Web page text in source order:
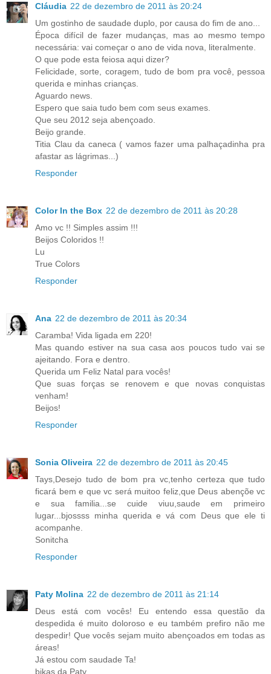
Cláudia 22 de dezembro de 2011 às 20:24
Um gostinho de saudade duplo, por causa do fim de ano...
Época difícil de fazer mudanças, mas ao mesmo tempo
necessária: vai começar o ano de vida nova, literalmente.
O que pode esta feiosa aqui dizer?
Felicidade, sorte, coragem, tudo de bom pra você, pessoa
querida e minhas crianças.
Aguardo news.
Espero que saia tudo bem com seus exames.
Que seu 2012 seja abençoado.
Beijo grande.
Titia Clau da caneca ( vamos fazer uma palhaçadinha pra
afastar as lágrimas...)
Responder
Color In the Box 22 de dezembro de 2011 às 20:28
Amo vc !! Simples assim !!!
Beijos Coloridos !!
Lu
True Colors
Responder
Ana 22 de dezembro de 2011 às 20:34
Caramba! Vida ligada em 220!
Mas quando estiver na sua casa aos poucos tudo vai se
ajeitando. Fora e dentro.
Querida um Feliz Natal para vocês!
Que suas forças se renovem e que novas conquistas
venham!
Beijos!
Responder
Sonia Oliveira 22 de dezembro de 2011 às 20:45
Tays,Desejo tudo de bom pra vc,tenho certeza que tudo
ficará bem e que vc será muitoo feliz,que Deus abençõe vc
e sua familia...se cuide viuu,saude em primeiro
lugar...bjossss minha querida e vá com Deus que ele ti
acompanhe.
Sonitcha
Responder
Paty Molina 22 de dezembro de 2011 às 21:14
Deus está com vocês! Eu entendo essa questão da
despedida é muito doloroso e eu também prefiro não me
despedir! Que vocês sejam muito abençoados em todas as
áreas!
Já estou com saudade Ta!
bjkas da Paty